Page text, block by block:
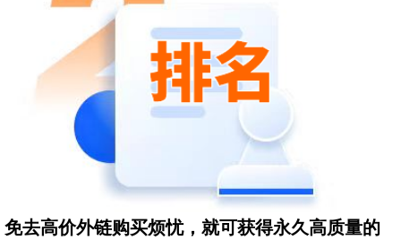
免去高价外链购买烦忧，就可获得永久高质量的